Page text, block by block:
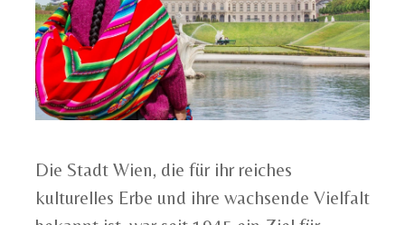
Die Stadt Wien, die für ihr reiches
kulturelles Erbe und ihre wachsende Vielfalt